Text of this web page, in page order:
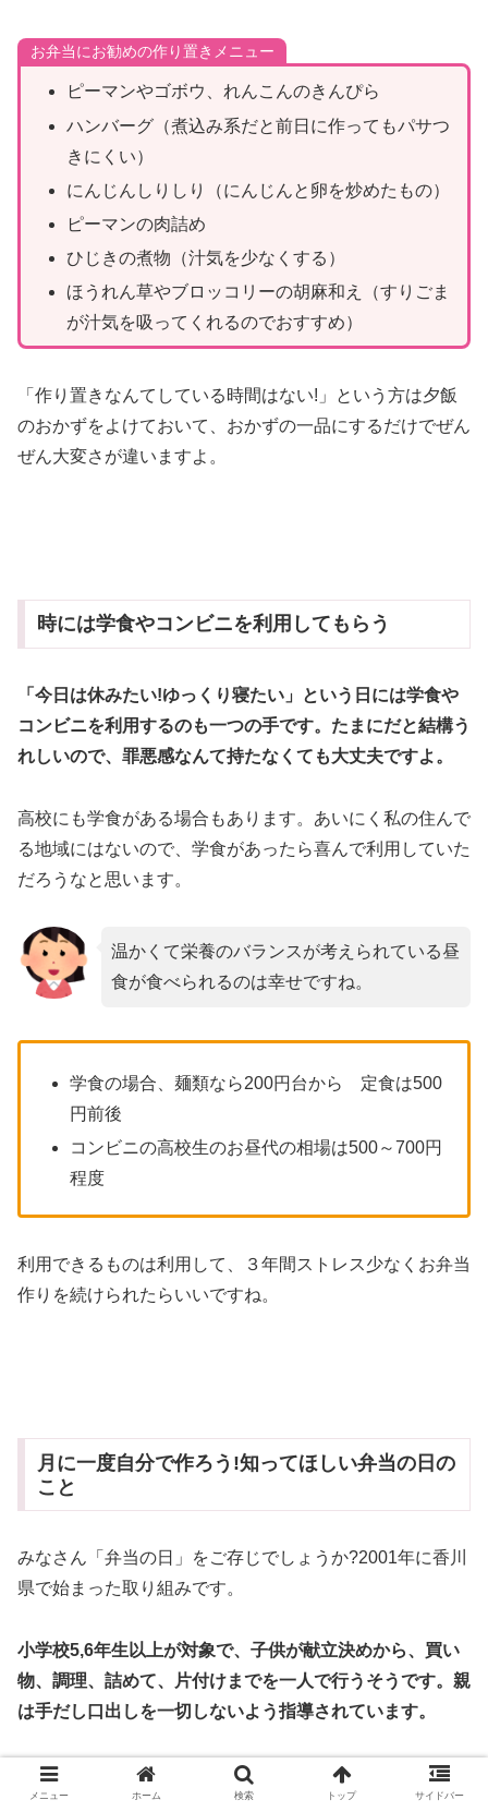
お弁当にお勧めの作り置きメニュー
ピーマンやゴボウ、れんこんのきんぴら
ハンバーグ（煮込み系だと前日に作ってもパサつ
きにくい）
にんじんしりしり（にんじんと卵を炒めたもの）
ピーマンの肉詰め
ひじきの煮物（汁気を少なくする）
ほうれん草やブロッコリーの胡麻和え（すりごま
が汁気を吸ってくれるのでおすすめ）
「作り置きなんてしている時間はない!」という方は夕飯
のおかずをよけておいて、おかずの一品にするだけでぜん
ぜん大変さが違いますよ。
時には学食やコンビニを利用してもらう
「今日は休みたい!ゆっくり寝たい」という日には学食や
コンビニを利用するのも一つの手です。たまにだと結構う
れしいので、罪悪感なんて持たなくても大丈夫ですよ。
高校にも学食がある場合もあります。あいにく私の住んで
る地域にはないので、学食があったら喜んで利用していた
だろうなと思います。
温かくて栄養のバランスが考えられている昼
食が食べられるのは幸せですね。
学食の場合、麺類なら200円台から 定食は500
円前後
コンビニの高校生のお昼代の相場は500～700円
程度
利用できるものは利用して、３年間ストレス少なくお弁当
作りを続けられたらいいですね。
月に一度自分で作ろう!知ってほしい弁当の日の
こと
みなさん「弁当の日」をご存じでしょうか?2001年に香川
県で始まった取り組みです。
小学校5,6年生以上が対象で、子供が献立決めから、買い
物、調理、詰めて、片付けまでを一人で行うそうです。親
は手だし口出しを一切しないよう指導されています。
この取り組みは、「花ちゃんの味噌汁」の作者の安武慎吾
さんの講演会で初めて知ったのですが、書籍化や映画化も
メニュー ホーム 検索 トップ サイドバー